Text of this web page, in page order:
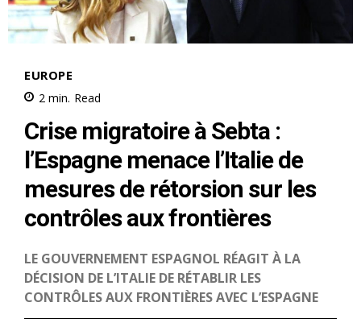
Insight Publications
À propos